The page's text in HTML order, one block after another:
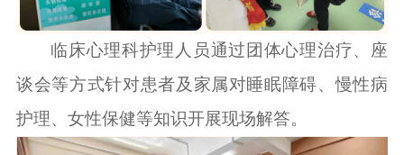
临床心理科护理人员通过团体心理治疗、座
谈会等方式针对患者及家属对睡眠障碍、慢性病
护理、女性保健等知识开展现场解答。